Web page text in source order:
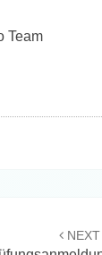
Team
NEXT